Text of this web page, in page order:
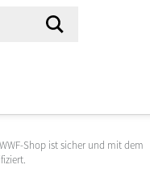
Shop ist sicher und mit dem